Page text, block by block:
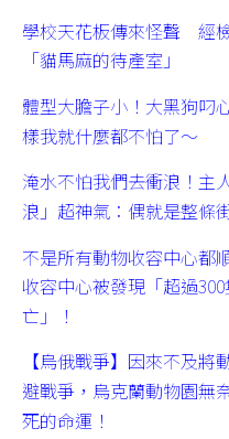
學校天花板傳來怪聲 經
「貓馬麻的待產室」
體型大膽子小！大黑狗叼
樣我就什麼都不怕了～
淹水不怕我們去衝浪！主
浪」超神氣：偶就是整條
不是所有動物收容中心都
收容中心被發現「超過
亡」！
【烏俄戰爭】因來不及
避戰爭，烏克蘭動物園無
死的命運！